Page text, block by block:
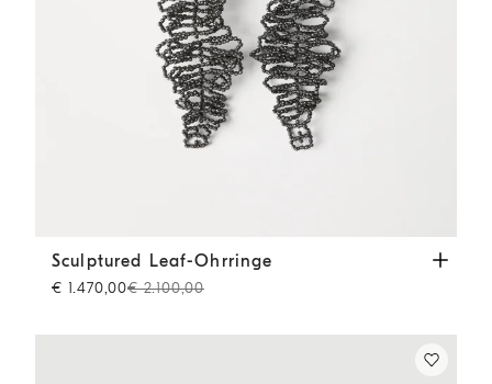
Sculptured Leaf-Ohrringe Schwarzgrau
Sculptured Leaf-Ohrringe
€ 1.470,00€ 2.100,00